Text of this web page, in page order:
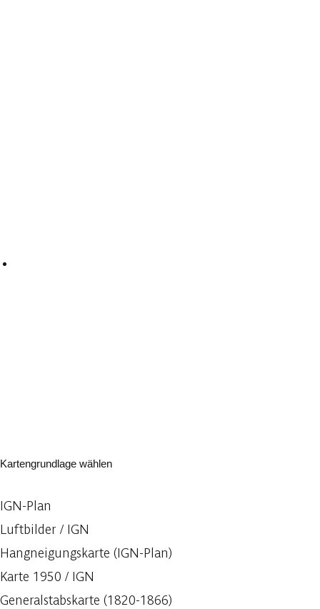
Kartengrundlage wählen
IGN-Plan
Luftbilder / IGN
Hangneigungskarte (IGN-Plan)
Karte 1950 / IGN
Generalstabskarte (1820-1866)